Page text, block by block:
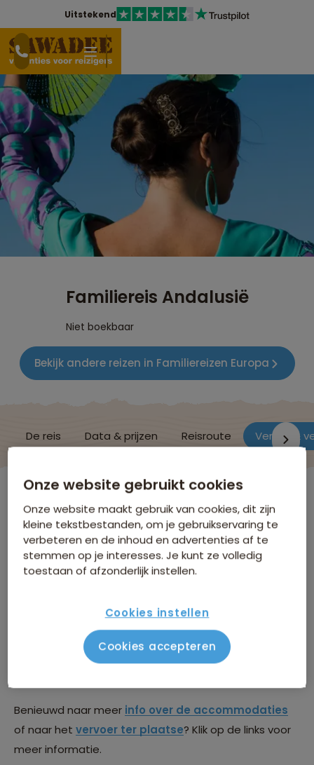
Uitstekend
Familiereis Andalusië
Niet boekbaar
Bekijk andere reizen in Familiereizen Europa
De reis Data & prijzen Reisroute Verblijf &
Spanje
Verblijf & vervoer
Hieronder volgt een selectie van de accommodaties
lijst is na boeking te vinden in de Sawadee Reisapp.
Deze lijst is onder voorbehoud van wijzigingen. Het kan
voorkomen dat we vanwege beschikbaarheid uitwijken
Benieuwd naar meer info over de accommodaties
of naar het vervoer ter plaatse? Klik op de links voor
meer informatie.
Onze website gebruikt cookies
Onze website maakt gebruik van cookies, dit zijn
kleine tekstbestanden, om je gebruikservaring te
verbeteren en de inhoud en advertenties af te
stemmen op je interesses. Je kunt ze volledig
toestaan of afzonderlijk instellen.
Cookies instellen
Cookies accepteren